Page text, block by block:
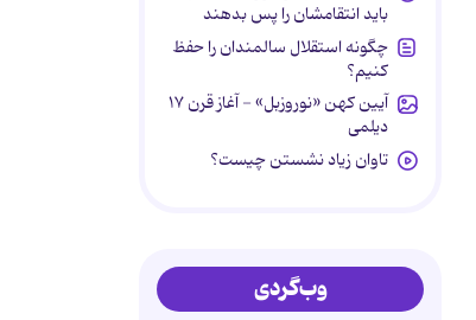
باید انتقامشان را پس بدهند
چگونه استقلال سالمندان را حفظ
کنیم؟
آیین کهن «نوروزبل» - آغاز قرن ۱۷
دیلمی
تاوان زیاد نشستن چیست؟
وب‌گردی